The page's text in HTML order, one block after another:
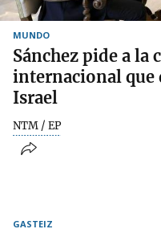
MUNDO
Sánchez pide a la
internacional que
Israel
NTM / EP
GASTEIZ